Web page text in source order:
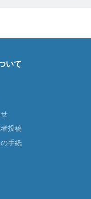
いて
投稿
手紙